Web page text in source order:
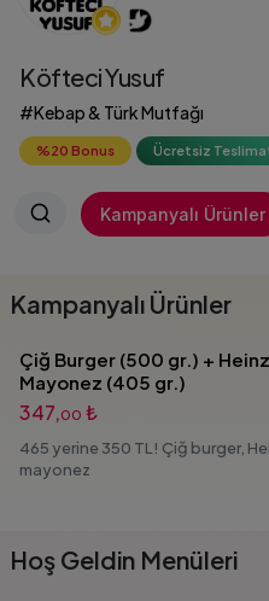
Köfteci Yusuf
#Kebap & Türk Mutfağı
%20 Bonus Ücretsiz
Kampanyalı Ürünler
Kampanyalı Ürünler
Çiğ Burger (500 gr.) + Heinz
Mayonez (405 gr.)
347,00 ₺
465 yerine 350 TL! Çiğ burger,
mayonez
Hoş Geldin Menüleri